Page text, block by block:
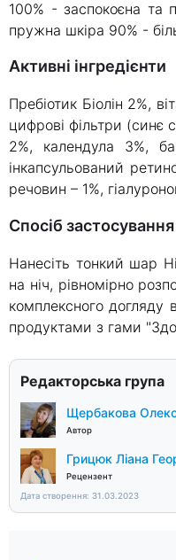
100% - заспокоєна та
пружна шкіра 90% -
Активні інгредієнти
Пребіотик Біолін 2%,
цифрові фільтри (синє
2%, календула 3%,
інкапсульований
речовин – 1%,
Спосіб застосування
Нанесіть тонкий шар
на ніч, рівномірно
комплексного догляду
продуктами з гами
Редакторська група
Щербакова
Автор
Грицюк Ліана
Рецензент
Дата створення: 31.03.2023